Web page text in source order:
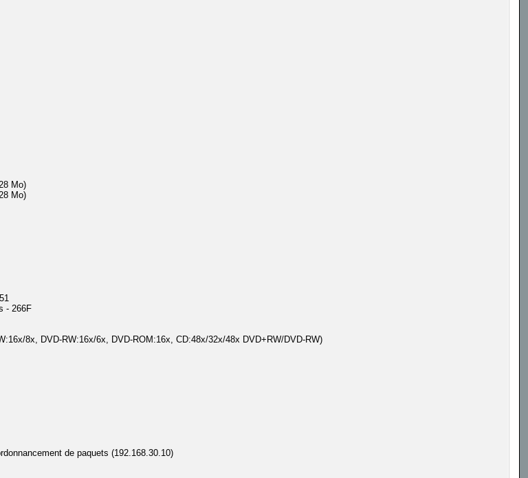
Mo)
Mo)
- 266F
8x, DVD-RW:16x/6x, DVD-ROM:16x, CD:48x/32x/48x DVD+RW/DVD-RW)
de paquets (192.168.30.10)